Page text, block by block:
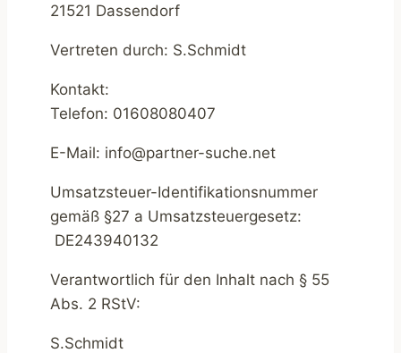
21521 Dassendorf
Vertreten durch: S.Schmidt
Kontakt:
Telefon: 01608080407
E-Mail: info@partner-suche.net
Umsatzsteuer-Identifikationsnummer
gemäß §27 a Umsatzsteuergesetz:
DE243940132
Verantwortlich für den Inhalt nach § 55
Abs. 2 RStV:
S.Schmidt